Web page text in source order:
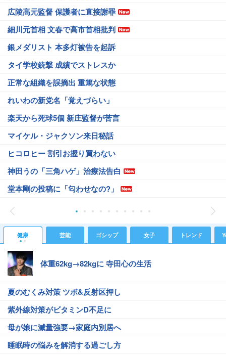
広陵高元監督 保護者に直接謝罪
細川元首相 文春で高市首相批判
銀メダリスト 本多灯被告を起訴
タイ学校銃撃 成績でストレスか
正常な組織を誤摘出 重篤な状態
れいわの新党名「覚えづらい」
楽天から死球5個 新庄監督が苦言
マイケル・ジャクソン来日秘話
ヒコロヒー 割引お握り買わない
神田うの「三角ハゲ」治療法告白
堂本剛の投稿に「匂わせなの?」
健康 芸能 ゴシップ 女子 トレンド
体重62kg→82kgに 寺田心の生活
夏のむくみ対策 ツボ&反射区押し
紫外線対策がビタミンD不足に
母が娘に減量強要→家庭内別居へ
睡眠時の悩みを解消する過ごし方